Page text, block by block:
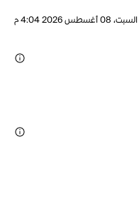
السبت، 08 أغسطس 2026 4:04 م